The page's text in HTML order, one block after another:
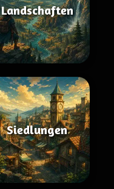
Landschaften
Siedlungen